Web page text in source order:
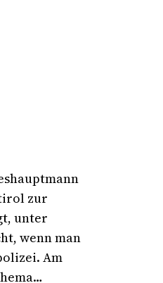
zur
unter
wenn man
Am